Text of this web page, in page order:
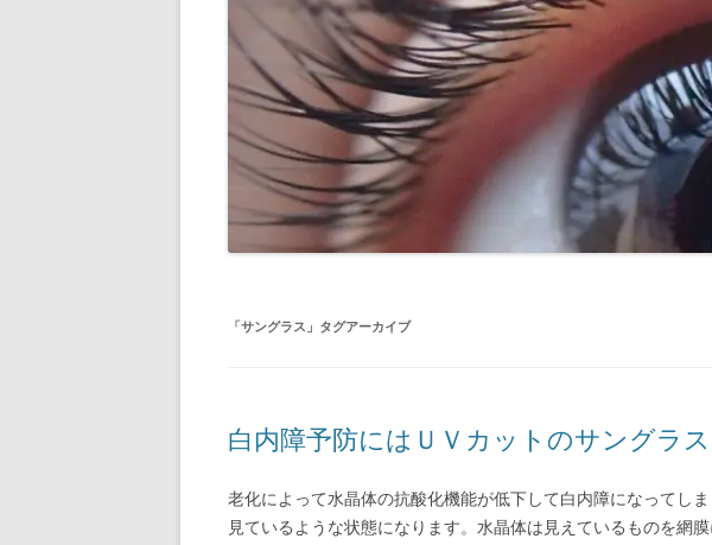
「 サングラス 」タグアーカイブ
白内障予防にはＵＶカットのサングラ
老化によって水晶体の抗酸化機能が低下して白内障になってし
見ているような状態になります。水晶体は見えているものを網